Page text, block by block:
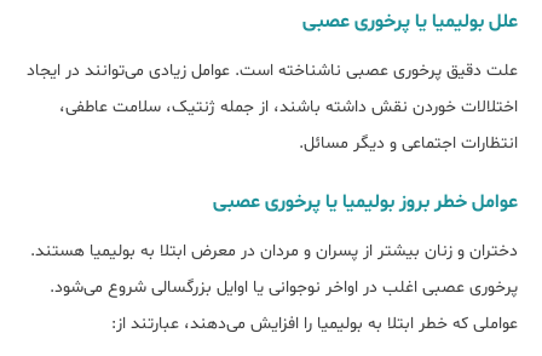
علل بولیمیا یا پرخوری عصبی
علت دقیق پرخوری عصبی ناشناخته است. عوامل زیادی می‌توانند در ایجاد
اختلالات خوردن نقش داشته باشند، از جمله ژنتیک، سلامت عاطفی،
انتظارات اجتماعی و دیگر مسائل.
عوامل خطر بروز بولیمیا یا پرخوری عصبی
دختران و زنان بیشتر از پسران و مردان در معرض ابتلا به بولیمیا هستند.
پرخوری عصبی اغلب در اواخر نوجوانی یا اوایل بزرگسالی شروع می‌شود.
عواملی که خطر ابتلا به بولیمیا را افزایش می‌دهند، عبارتند از: